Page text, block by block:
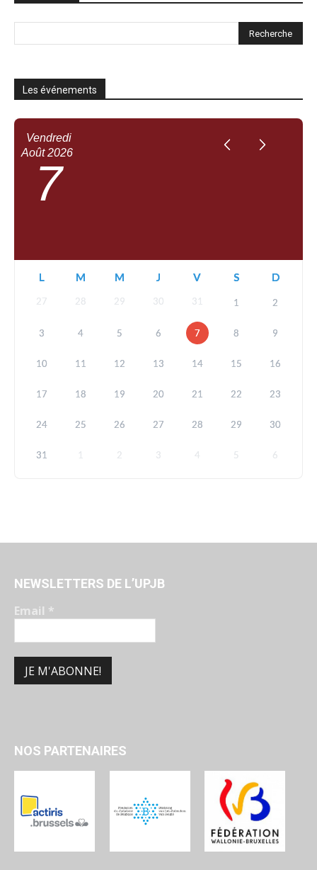
Les événements
Vendredi
Août 2026
7
L M M J V S D
27 28 29 30 31 1 2
3 4 5 6 7 8 9
10 11 12 13 14 15 16
17 18 19 20 21 22 23
24 25 26 27 28 29 30
31 1 2 3 4 5 6
NEWSLETTERS DE L’UPJB
Email *
NOS PARTENAIRES